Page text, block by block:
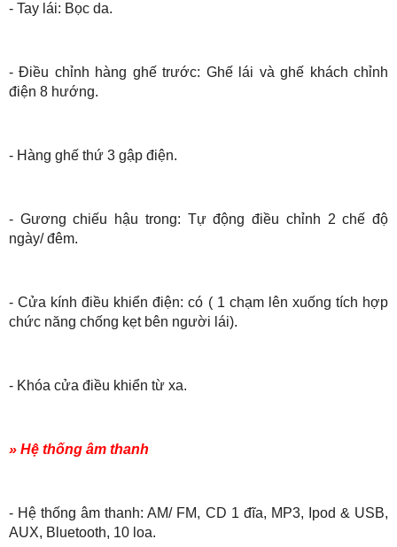
- Tay lái: Bọc da.
- Điều chỉnh hàng ghế trước: Ghế lái và ghế khách chỉnh
điện 8 hướng.
- Hàng ghế thứ 3 gập điện.
- Gương chiếu hậu trong: Tự động điều chỉnh 2 chế độ
ngày/ đêm.
- Cửa kính điều khiển điện: có ( 1 chạm lên xuống tích hợp
chức năng chống kẹt bên người lái).
- Khóa cửa điều khiển từ xa.
» Hệ thống âm thanh
- Hệ thống âm thanh: AM/ FM, CD 1 đĩa, MP3, Ipod & USB,
AUX, Bluetooth, 10 loa.